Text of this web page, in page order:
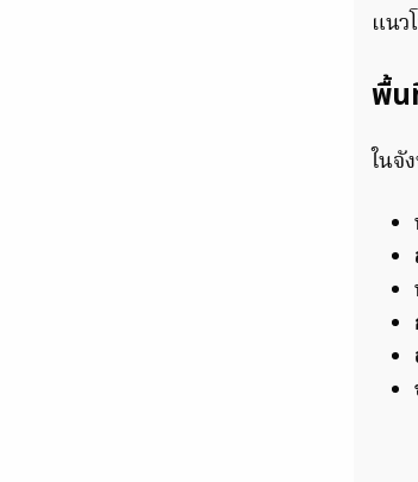
แนว
พื้น
ในจั